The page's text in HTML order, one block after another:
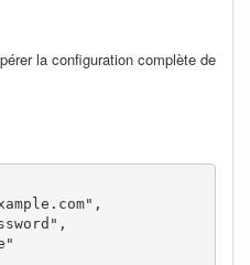
la configuration complète de